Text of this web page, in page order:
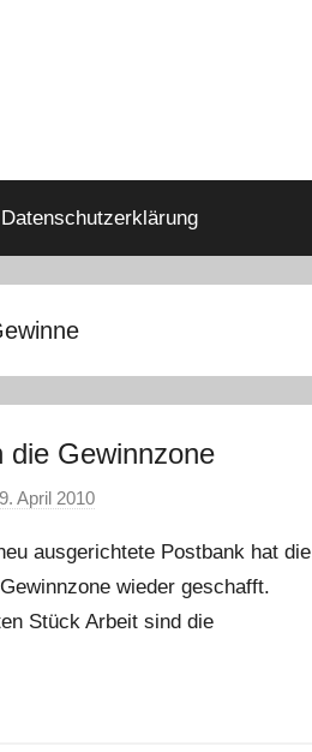
Datenschutzerklärung
die Gewinnzone
April 2010v
n
C
h
ausgerichtete Postbank hat die
wieder geschafft.
Stück Arbeit sind die